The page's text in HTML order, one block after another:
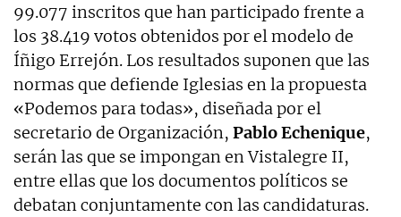
99.077 inscritos que han participado frente a
los 38.419 votos obtenidos por el modelo de
Íñigo Errejón. Los resultados suponen que las
normas que defiende Iglesias en la propuesta
«Podemos para todas», diseñada por el
secretario de Organización, Pablo Echenique,
serán las que se impongan en Vistalegre II,
entre ellas que los documentos políticos se
debatan conjuntamente con las candidaturas.